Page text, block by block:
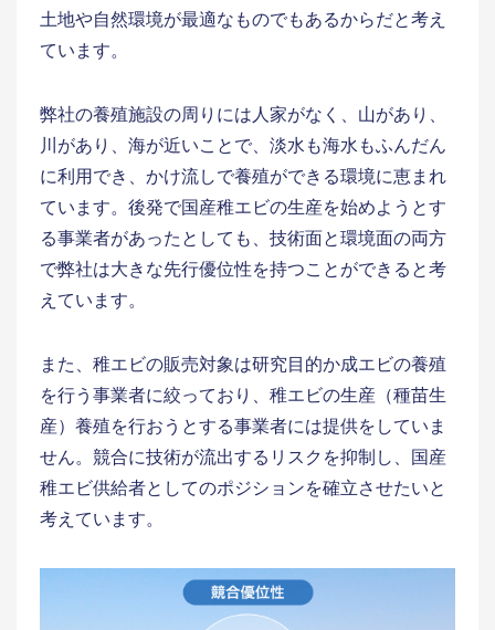
土地や自然環境が最適なものでもあるからだと考え
ています。
弊社の養殖施設の周りには人家がなく、山があり、
川があり、海が近いことで、淡水も海水もふんだん
に利用でき、かけ流しで養殖ができる環境に恵まれ
ています。後発で国産稚エビの生産を始めようとす
る事業者があったとしても、技術面と環境面の両方
で弊社は大きな先行優位性を持つことができると考
えています。
また、稚エビの販売対象は研究目的か成エビの養殖
を行う事業者に絞っており、稚エビの生産（種苗生
産）養殖を行おうとする事業者には提供をしていま
せん。競合に技術が流出するリスクを抑制し、国産
稚エビ供給者としてのポジションを確立させたいと
考えています。